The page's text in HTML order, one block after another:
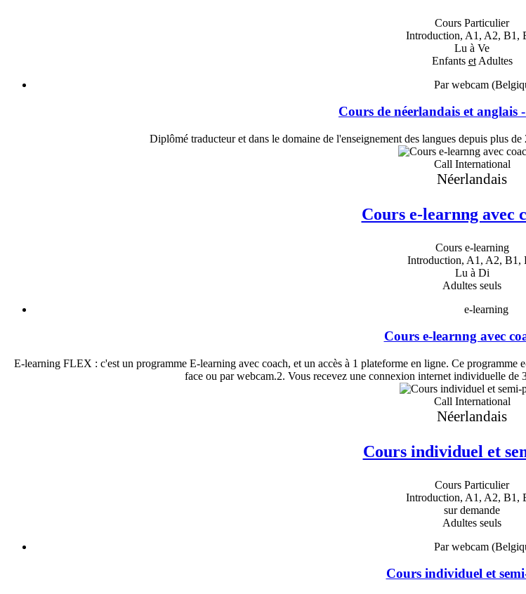
Cours Particulier
Introduction, A1, A2, B1,
Lu à Ve
Enfants etAdultes
Par webcam
Cours de néerlandais et anglais
Diplômé traducteur et dans le domaine de l'enseignement des langues depuis plus
Call International
Néerlandais
Cours e-learnng avec
Cours e-learning
Introduction, A1, A2, B1,
Lu à Di
Adultes seuls
e-learning
Cours e-learnng avec
E-learning FLEX : c'est un programme E-learning avec coach, et un accès à 1 plateforme en ligne. Ce programme
face ou par webcam.2. Vous recevez une connexion internet individuelle de
Call International
Néerlandais
Cours individuel et
Cours Particulier
Introduction, A1, A2, B1,
sur demande
Adultes seuls
Par webcam
Cours individuel et